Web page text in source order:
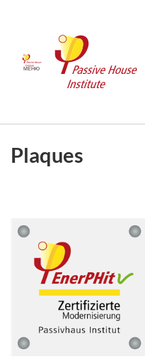
МЕНЮ
Plaques